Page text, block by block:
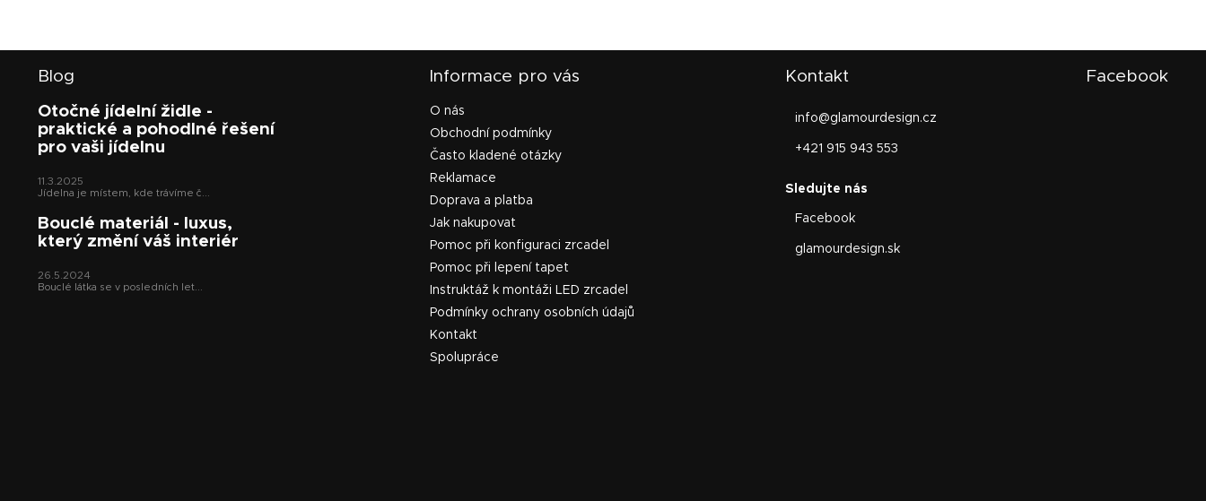
Blog
Otočné jídelní židle -
praktické a pohodlné řešení
pro vaši jídelnu
11.3.2025
Jídelna je místem, kde trávíme č...
Bouclé materiál - luxus,
který změní váš interiér
26.5.2024
Bouclé látka se v posledních let...
Informace pro vás
O nás
Obchodní podmínky
Často kladené otázky
Reklamace
Doprava a platba
Jak nakupovat
Pomoc při konfiguraci zrcadel
Pomoc při lepení tapet
Instruktáž k montáži LED zrcadel
Podmínky ochrany osobních údajů
Kontakt
Spolupráce
Kontakt
info@glamourdesign.cz
+421 915 943 553
Facebook
glamourdesign.sk
Facebook